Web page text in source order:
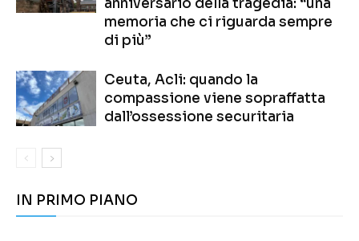
anniversario della tragedia: “una
memoria che ci riguarda sempre
di più”
Ceuta, Acli: quando la
compassione viene sopraffatta
dall’ossessione securitaria
IN PRIMO PIANO